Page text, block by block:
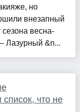
но
внезапный
сезона весна-
Лазурный &n...
что не